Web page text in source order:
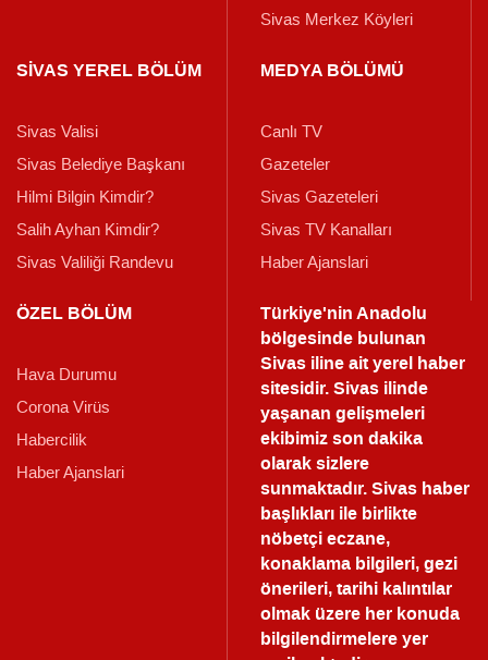
Sivas Merkez Köyleri
SİVAS YEREL BÖLÜM
Sivas Valisi
Sivas Belediye Başkanı
Hilmi Bilgin Kimdir?
Salih Ayhan Kimdir?
Sivas Valiliği Randevu
MEDYA BÖLÜMÜ
Canlı TV
Gazeteler
Sivas Gazeteleri
Sivas TV Kanalları
Haber Ajanslari
ÖZEL BÖLÜM
Hava Durumu
Corona Virüs
Habercilik
Haber Ajanslari
Türkiye'nin Anadolu
bölgesinde bulunan
Sivas iline ait yerel haber
sitesidir. Sivas ilinde
yaşanan gelişmeleri
ekibimiz son dakika
olarak sizlere
sunmaktadır.Sivas haber
başlıkları ile birlikte
nöbetçi eczane,
konaklama bilgileri, gezi
önerileri, tarihi kalıntılar
olmak üzere her konuda
bilgilendirmelere yer